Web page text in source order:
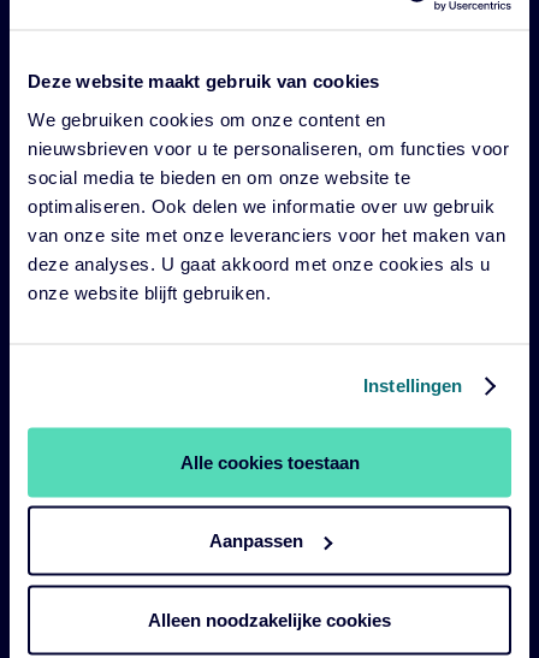
Deze website maakt gebruik van cookies
We gebruiken cookies om onze content en
nieuwsbrieven voor u te personaliseren, om functies voor
social media te bieden en om onze website te
optimaliseren. Ook delen we informatie over uw gebruik
van onze site met onze leveranciers voor het maken van
deze analyses. U gaat akkoord met onze cookies als u
onze website blijft gebruiken.
Instellingen
Alle cookies toestaan
Aanpassen
Alleen noodzakelijke cookies
links
Onze fondsen
Impact
Duurzaam
Diensten
Strategieën